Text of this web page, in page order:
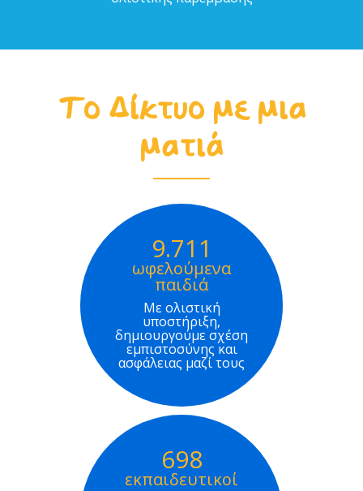
Το Δίκτυο με μια
ματιά
9.711
ωφελούμενα
παιδιά
Με ολιστική
υποστήριξη,
δημιουργούμε σχέση
εμπιστοσύνης και
ασφάλειας μαζί τους
698
εκπαιδευτικοί